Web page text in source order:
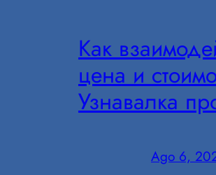
Как
цена и
Узнавалка
Ago 6,